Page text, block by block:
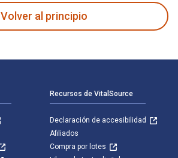
Volver al principio
Recursos de VitalSource
Declaración de accesibilidad
Afiliados
Compra por lotes